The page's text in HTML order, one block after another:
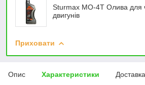
Sturmax MO-4T Олива для
двигунів
Приховати
Опис Характеристики Доставка